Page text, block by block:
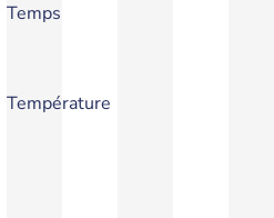
Temps
Température